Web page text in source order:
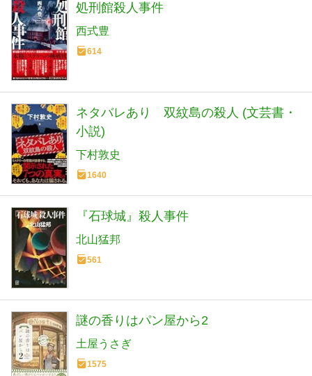
処刑館殺人事件
西式豊
614
ネタバレあり 双紋島の殺人 (文芸書・
小説)
下村敦史
1640
『石球城』殺人事件
北山猛邦
561
謎の香りはパン屋から2
土屋うさぎ
1575